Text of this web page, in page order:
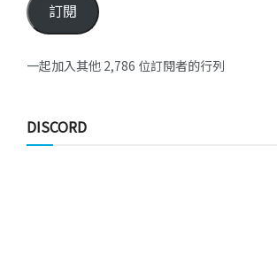
訂閱
一起加入其他 2,786 位訂閱者的行列
DISCORD